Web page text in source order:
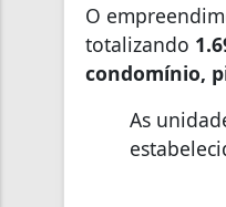
O
totalizando
condomínio,
As